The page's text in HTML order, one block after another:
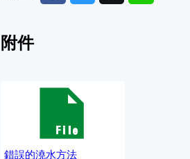
附件
錯誤的澆水方法
錯誤的澆水方法